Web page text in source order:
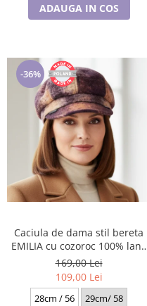
ADAUGA IN COS
-36%
Caciula de dama stil bereta
EMILIA cu cozoroc 100% lana
TTO22.01.T02 Rabionek
Polonia
169,00 Lei
109,00 Lei
28cm / 56 29cm/ 58